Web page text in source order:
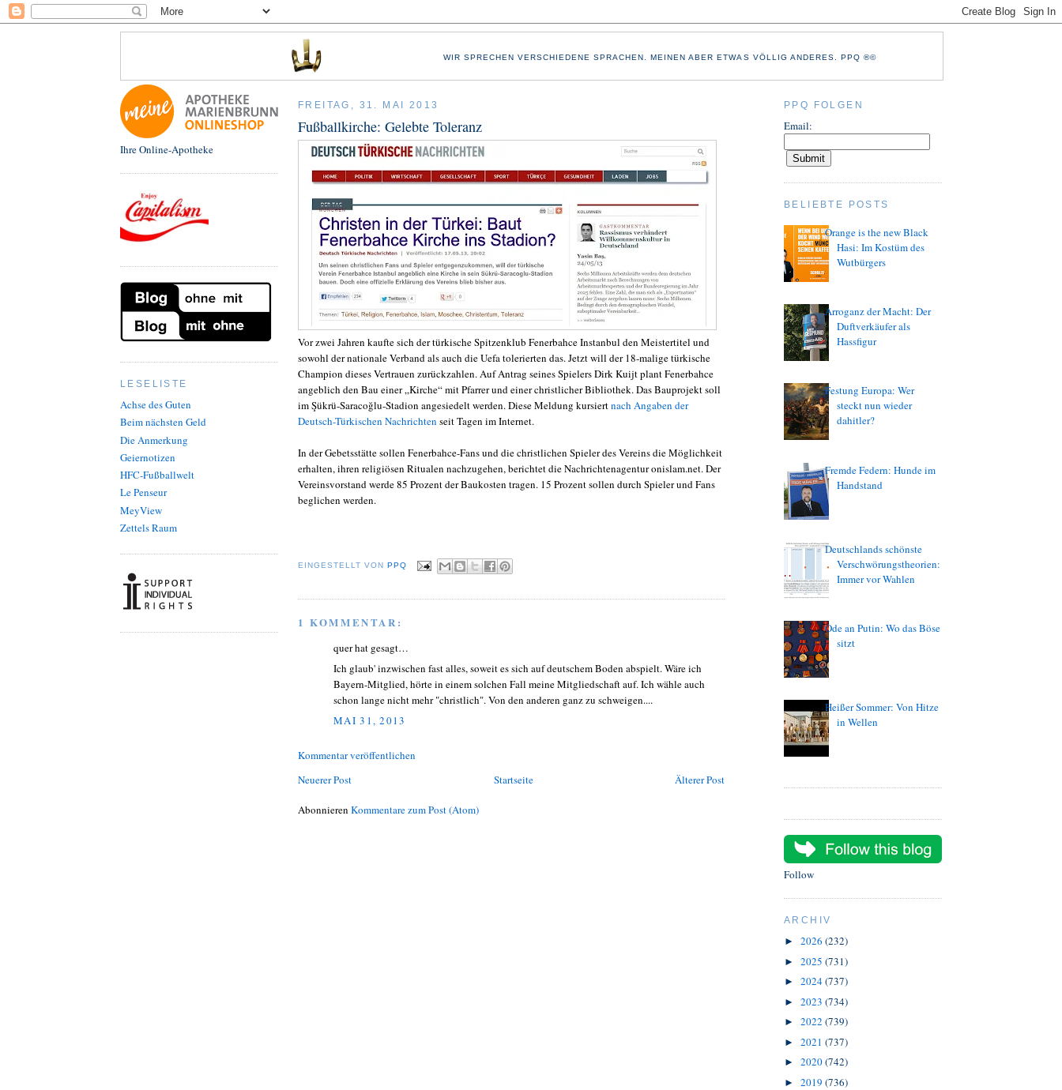
WIR SPRECHEN VERSCHIEDENE SPRACHEN. MEINEN ABER ETWAS VÖLLIG ANDERES. PPQ ®©
Ihre Online-Apotheke
LESELISTE
Achse des Guten
Beim nächsten Geld
Die Anmerkung
Geiernotizen
HFC-Fußballwelt
Le Penseur
MeyView
Zettels Raum
FREITAG, 31. MAI 2013
Fußballkirche: Gelebte Toleranz
Vor zwei Jahren kaufte sich der türkische Spitzenklub Fenerbahce Instanbul den Meistertitel und
sowohl der nationale Verband als auch die Uefa tolerierten das. Jetzt will der 18-malige türkische
Champion dieses Vertrauen zurückzahlen. Auf Antrag seines Spielers Dirk Kuijt plant Fenerbahce
angeblich den Bau einer „Kirche“ mit Pfarrer und einer christlicher Bibliothek. Das Bauprojekt soll
im Şükrü-Saracoğlu-Stadion angesiedelt werden. Diese Meldung kursiertnach Angaben der
Deutsch-Türkischen Nachrichten seit Tagen im Internet.
In der Gebetsstätte sollen Fenerbahce-Fans und die christlichen Spieler des Vereins die Möglichkeit
erhalten, ihren religiösen Ritualen nachzugehen, berichtet die Nachrichtenagentur onislam.net. Der
Vereinsvorstand werde 85 Prozent der Baukosten tragen. 15 Prozent sollen durch Spieler und Fans
beglichen werden.
EINGESTELLT VON PPQ
1 KOMMENTAR:
quer hat gesagt…
Ich glaub' inzwischen fast alles, soweit es sich auf deutschem Boden abspielt. Wäre ich
Bayern-Mitglied, hörte in einem solchen Fall meine Mitgliedschaft auf. Ich wähle auch
schon lange nicht mehr "christlich". Von den anderen ganz zu schweigen....
MAI 31, 2013
Kommentar veröffentlichen
Neuerer Post
Älterer Post
Startseite
Abonnieren Kommentare zum Post (Atom)
PPQ FOLGEN
Email:
BELIEBTE POSTS
Orange is the new Black
Hasi: Im Kostüm des
Wutbürgers
Arroganz der Macht: Der
Duftverkäufer als
Hassfigur
Festung Europa: Wer
steckt nun wieder
dahitler?
Fremde Federn: Hunde im
Handstand
Deutschlands schönste
Verschwörungstheorien:
Immer vor Wahlen
Ode an Putin: Wo das Böse
sitzt
Heißer Sommer: Von Hitze
in Wellen
Follow
ARCHIV
► 2026 (232)
► 2025 (731)
► 2024(737)
► 2023 (734)
► 2022 (739)
► 2021 (737)
► 2020(742)
► 2019 (736)